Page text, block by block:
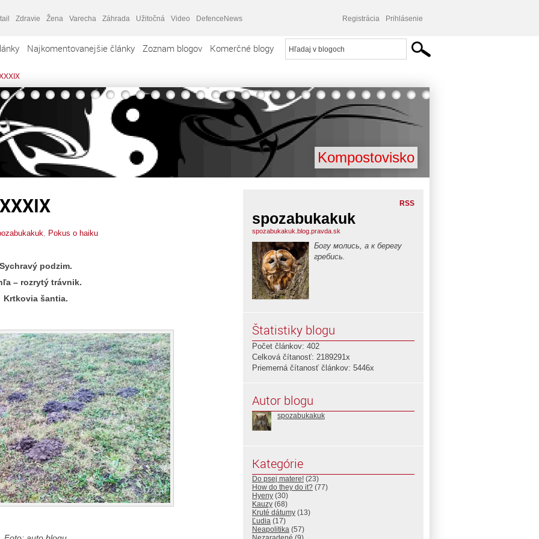
Zdravie Žena Varecha Záhrada Užitočná Video DefenceNews Registrácia Prihlásenie
Najkomentovanejšie články Zoznam blogov Komerčné blogy
Kompostovisko
Pokus o haiku
podzim.
– rozrytý trávnik.
Krtkovia šantia.
RSS
spozabukakuk
spozabukakuk.blog.pravda.sk
Богу молись, а к берегу
гребись.
Štatistiky blogu
Počet článkov: 402
Celková čítanosť: 2189291x
Priemerná čítanosť článkov: 5446x
Autor blogu
spozabukakuk
Kategórie
Do psej matere! (23)
How do they do it? (77)
Hyeny (30)
Kauzy (68)
Kruté dátumy (13)
Ľudia (17)
Neapolitika (57)